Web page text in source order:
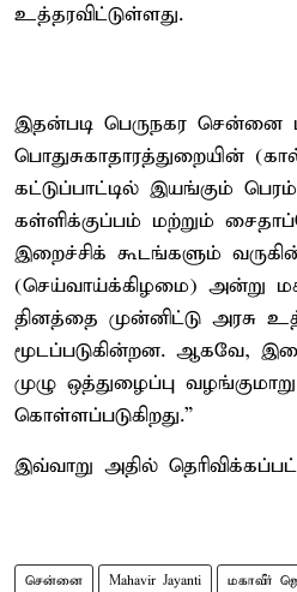
உத்தரவிட்டுள்ளது.
இதன்படி பெருநகர சென்னை
பொதுசுகாதாரத்துறையின்
கட்டுப்பாட்டில் இயங்கும்
கள்ளிக்குப்பம் மற்றும்
இறைச்சிக் கூடங்களும்
(செய்வாய்க்கிழமை) அன்று
தினத்தை முன்னிட்டு அரசு
மூடப்படுகின்றன. ஆகவே,
முழு ஒத்துழைப்பு
கொள்ளப்படுகிறது.”
இவ்வாறு அதில்
சென்னை Mahavir Jayanti மகாவீர்